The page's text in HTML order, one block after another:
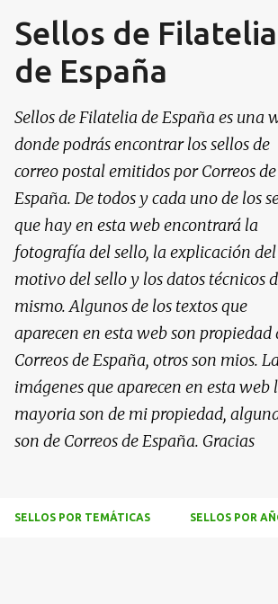
Ir al contenido principal
Sellos de Filatelia
de España
Sellos de Filatelia de España es una
donde podrás encontrar los sellos de
correo postal emitidos por Correos de
España. De todos y cada uno de los
que hay en esta web encontrará la
fotografía del sello, la explicación del
motivo del sello y los datos técnicos
mismo. Algunos de los textos que
aparecen en esta web son propiedad
Correos de España, otros son mios.
imágenes que aparecen en esta web
mayoria son de mi propiedad,
son de Correos de España. Gracias
SELLOS POR TEMÁTICAS SELLOS POR